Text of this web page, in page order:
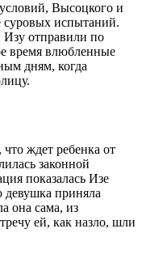
Высоцкого и
суровых испытаний.
отправили по
время влюбленные
дням, когда
ждет ребенка от
законной
показалась Изе
девушка приняла
она сама, из
ей, как назло, шли